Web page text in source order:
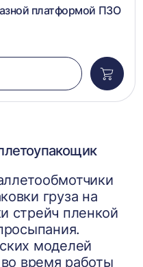
платформой ПЗО
в
груза на
стрейч пленкой
моделей
время работы